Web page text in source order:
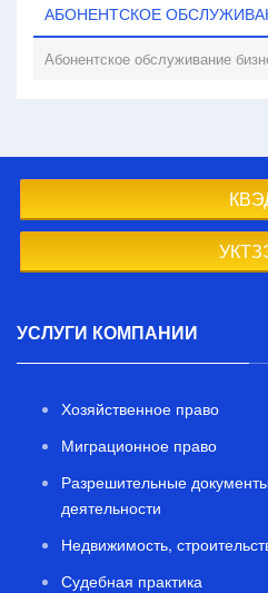
АБОНЕНТСКОЕ
Абонентское обслуживание
УСЛУГИ КОМПАНИИ
Хозяйственное право
Миграционное право
Разрешительные
деятельности
Недвижимость,
Судебная практика